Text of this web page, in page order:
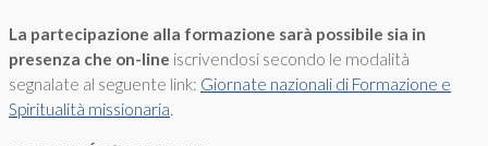
La partecipazione alla formazione sarà possibile sia in
presenza che on-line iscrivendosi secondo le modalità
segnalate al seguente link: Giornate nazionali di Formazione e
Spiritualità missionaria.